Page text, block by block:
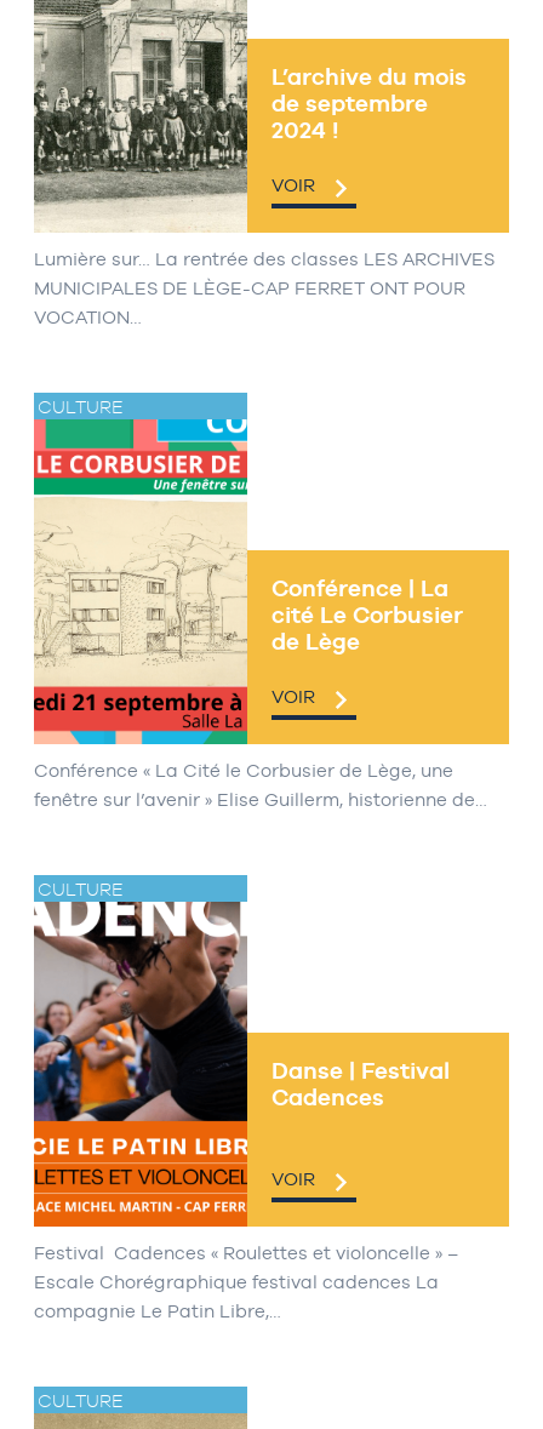
L’archive du mois
de septembre
2024 !
VOIR
Lumière sur… La rentrée des classes LES ARCHIVES
MUNICIPALES DE LÈGE-CAP FERRET ONT POUR
VOCATION…
CULTURE
Conférence | La
cité Le Corbusier
de Lège
VOIR
Conférence « La Cité le Corbusier de Lège, une
fenêtre sur l’avenir » Elise Guillerm, historienne de…
CULTURE
Danse | Festival
Cadences
VOIR
Festival Cadences « Roulettes et violoncelle » –
Escale Chorégraphique festival cadences La
compagnie Le Patin Libre,…
CULTURE